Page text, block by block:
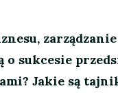
o sukcesie
Jakie są